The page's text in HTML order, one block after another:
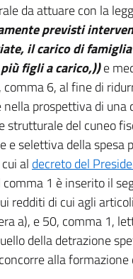
da attuare con la
previsti
il carico di
figli a carico,))e
6, al fine di
prospettiva di una
strutturale del cuneo
selettiva della spesa
al decreto del
comma 1 è inserito il
redditi di cui agli
a), e 50, comma 1,
della detrazione
alla formazione